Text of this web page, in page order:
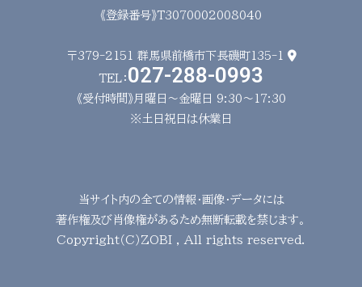
《登録番号》T3070002008040
〒379-2151 群馬県前橋市下長磯町135-1
TEL： 027-288-0993
《受付時間》月曜日～金曜日 9:30～17:30
※土日祝日は休業日
当サイト内の全ての情報・画像・データには
著作権及び肖像権があるため無断転載を禁じます。
Copyright（C）ZOBI , All rights reserved.